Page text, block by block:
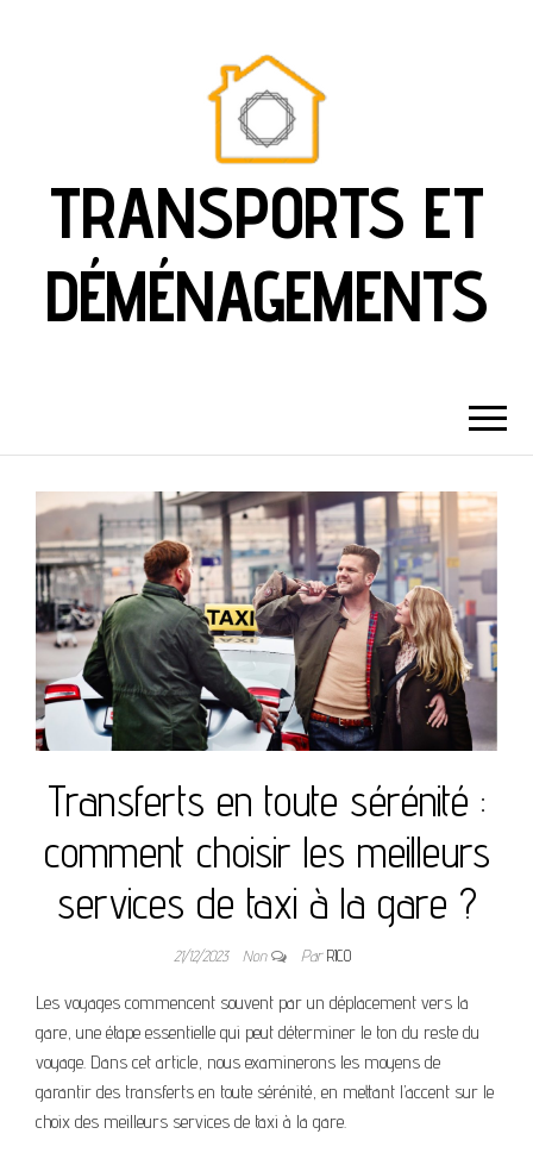
TRANSPORTS ET
DÉMÉNAGEMENTS
Transferts en toute sérénité :
comment choisir les meilleurs
services de taxi à la gare ?
21/12/2023 Non ParRICO
Les voyages commencent souvent par un déplacement vers la
gare, une étape essentielle qui peut déterminer le ton du reste du
voyage. Dans cet article, nous examinerons les moyens de
garantir des transferts en toute sérénité, en mettant l’accent sur le
choix des meilleurs services de taxi à la gare.